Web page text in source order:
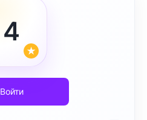
4
Войти